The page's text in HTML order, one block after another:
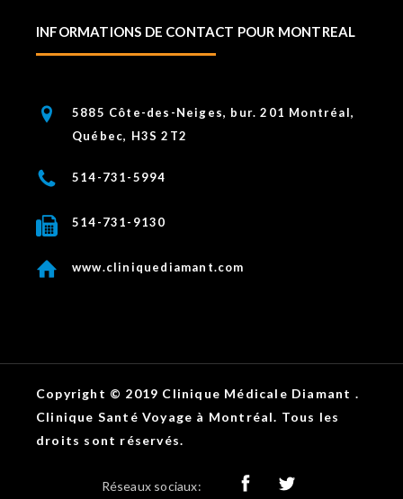
INFORMATIONS DE CONTACT POUR MONTREAL
5885 Côte-des-Neiges, bur. 201 Montréal,
Québec, H3S 2T2
514-731-5994
514-731-9130
www.cliniquediamant.com
Copyright © 2019 Clinique Médicale Diamant .
Clinique Santé Voyage à Montréal. Tous les
droits sont réservés.
Réseaux sociaux: